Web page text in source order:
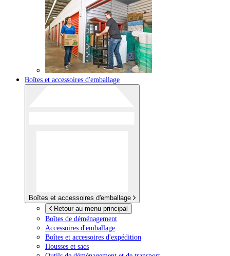
Boîtes et accessoires d'emballage
Boîtes et accessoires d'emballage
Retour au menu principal
Boîtes de déménagement
Accessoires d'emballage
Boîtes et accessoires d'expédition
Housses et sacs